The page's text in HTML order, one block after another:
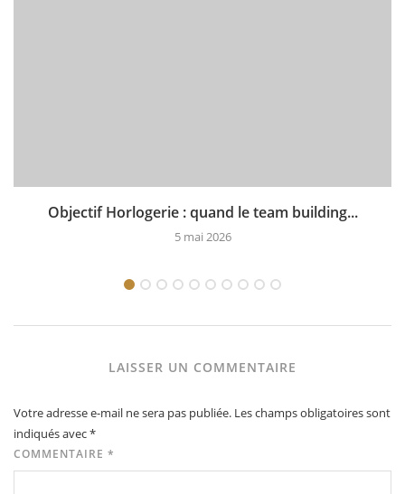
Objectif Horlogerie : quand le team building...
5 mai 2026
LAISSER UN COMMENTAIRE
Votre adresse e-mail ne sera pas publiée. Les champs obligatoires sont
indiqués avec*
COMMENTAIRE *